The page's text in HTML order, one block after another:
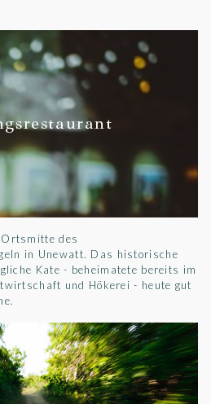
des
in Unewatt. Das historische
Kate - beheimatete bereits im
und Hökerei - heute gut